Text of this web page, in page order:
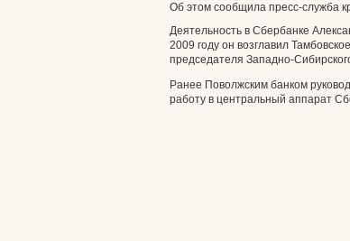
Об этом сообщила пресс-служба
Деятельность в Сбербанке
2009 году он возглавил
председателя Западно-
Ранее Поволжским банком
работу в центральный аппарат